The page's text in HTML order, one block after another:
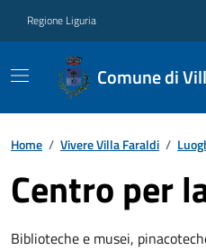
Regione Liguria
Comune di
Home / Vivere Villa Faraldi /
Centro per
Biblioteche e musei,